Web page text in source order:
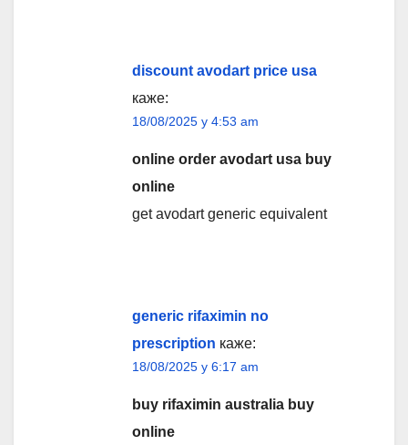
discount avodart price usa
каже:
18/08/2025 у 4:53 am
online order avodart usa buy
online
get avodart generic equivalent
generic rifaximin no
prescription каже:
18/08/2025 у 6:17 am
buy rifaximin australia buy
online